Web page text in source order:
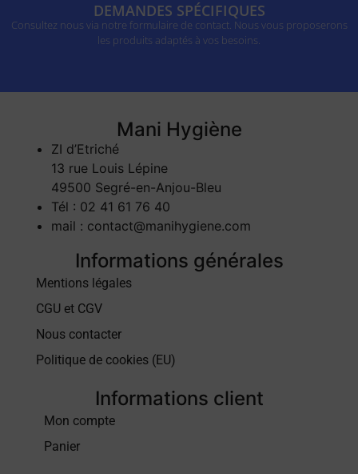
DEMANDES SPÉCIFIQUES
Consultez nous via notre formulaire de contact. Nous vous proposerons
les produits adaptés à vos besoins.
Mani Hygiène
ZI d’Etriché
13 rue Louis Lépine
49500 Segré-en-Anjou-Bleu
Tél : 02 41 61 76 40
mail : contact@manihygiene.com
Informations générales
Mentions légales
CGU et CGV
Nous contacter
Politique de cookies (EU)
Informations client
Mon compte
Panier